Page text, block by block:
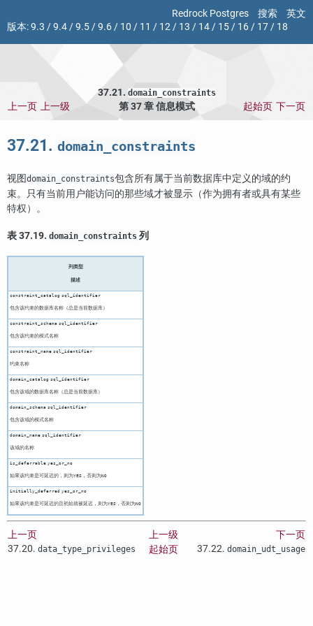
Redrock Postgres 搜索
英文
版本:9.3 /9.4/9.5/9.6/ 10 / 11 / 12/ 13 / 14/ 15/ 16/ 17/ 18
37.21. domain_constraints
上一页 上一级 第 37 章 信息模式 起始页 下一页
37.21. domain_constraints
视图domain_constraints包含所有属于当前数据库中定义的域的约
束。只有当前用户能访问的那些域才被显示（作为拥有者或具有某些
特权）。
表 37.19. domain_constraints 列
列类型
描述
constraint_catalog sql_identifier
包含该约束的数据库名称（总是当前数据库）
constraint_schema sql_identifier
包含该约束的模式名称
constraint_name sql_identifier
约束名称
domain_catalog sql_identifier
包含该域的数据库名称（总是当前数据库）
domain_schema sql_identifier
包含该域的模式名称
domain_name sql_identifier
该域的名称
is_deferrable yes_or_no
如果该约束是可延迟的，则为YES，否则为NO
initially_deferred yes_or_no
如果该约束是可延迟的且初始就被延迟，则为YES，否则为NO
上一页 上一级
下一页
37.20. data_type_privileges 起始页 37.22. domain_udt_usage